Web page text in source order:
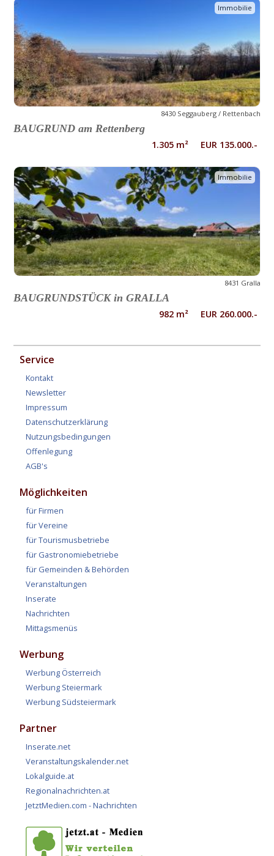
Immobilie
8430 Seggauberg / Rettenbach
BAUGRUND am Rettenberg
1.305 m² EUR 135.000.-
Immobilie
8431 Gralla
BAUGRUNDSTÜCK in GRALLA
982 m² EUR 260.000.-
Service
Kontakt
Newsletter
Impressum
Datenschutzerklärung
Nutzungsbedingungen
Offenlegung
AGB's
Möglichkeiten
für Firmen
für Vereine
für Tourismusbetriebe
für Gastronomiebetriebe
für Gemeinden & Behörden
Veranstaltungen
Inserate
Nachrichten
Mittagsmenüs
Werbung
Werbung Österreich
Werbung Steiermark
Werbung Südsteiermark
Partner
Inserate.net
Veranstaltungskalender.net
Lokalguide.at
Regionalnachrichten.at
JetztMedien.com - Nachrichten